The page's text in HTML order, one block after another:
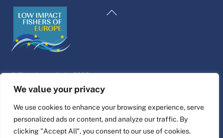
We value your privacy
We use cookies to enhance your browsing experience, serve
personalized ads or content, and analyze our traffic. By
clicking "Accept All", you consent to our use of cookies.
Torna
©Piattaforma di vita2026
Sito web progettato e realizzato da
Collegare
Croatian
Dutch